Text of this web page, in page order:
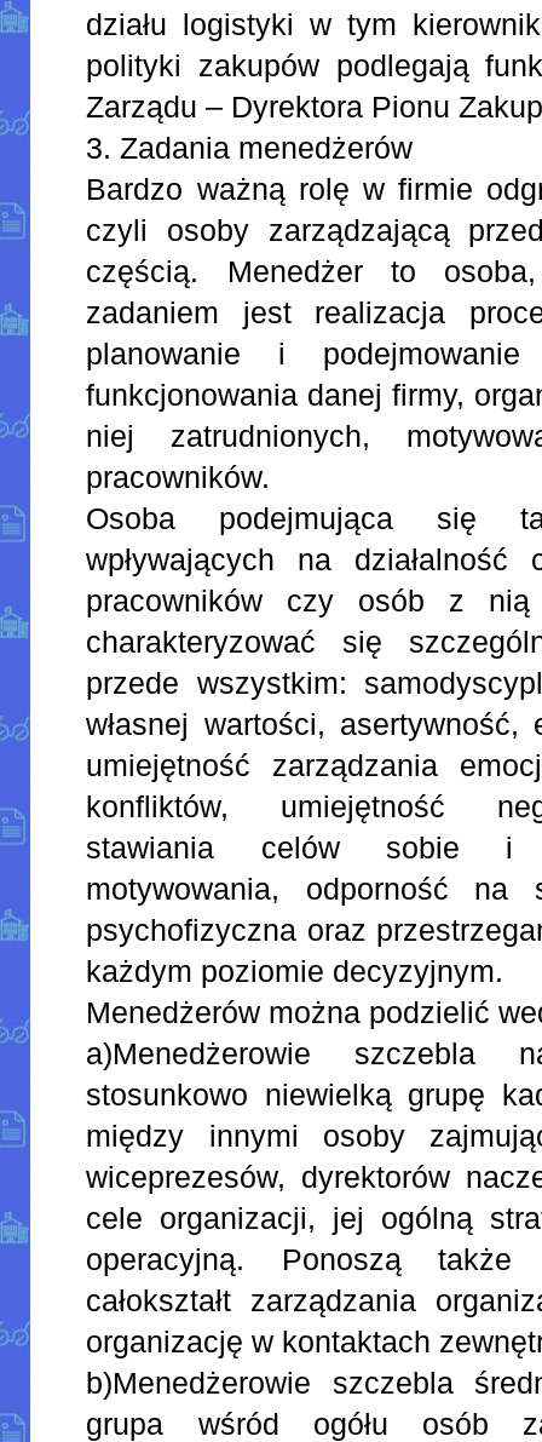
działu logistyki w tym
polityki zakupów podlegają
Zarządu – Dyrektora Pionu
3. Zadania menedżerów
Bardzo ważną rolę w firmie
czyli osoby zarządzającą
częścią. Menedżer to
zadaniem jest realizacja
planowanie i
funkcjonowania danej firmy,
niej zatrudnionych,
pracowników.
Osoba podejmująca się
wpływających na
pracowników czy osób z nią
charakteryzować się
przede wszystkim:
własnej wartości, asertywność,
umiejętność zarządzania
konfliktów, umiejętność
stawiania celów sobie i
motywowania, odporność na
psychofizyczna oraz
każdym poziomie decyzyjnym.
Menedżerów można podzielić
a)Menedżerowie szczebla
stosunkowo niewielką grupę
między innymi osoby
wiceprezesów, dyrektorów
cele organizacji, jej ogólną
operacyjną. Ponoszą także
całokształt zarządzania
organizację w kontaktach
b)Menedżerowie szczebla
grupa wśród ogółu osób